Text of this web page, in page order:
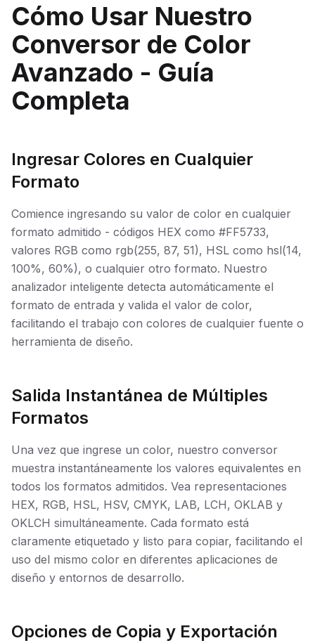
Cómo Usar Nuestro
Conversor de Color
Avanzado - Guía
Completa
Ingresar Colores en Cualquier
Formato
Comience ingresando su valor de color en cualquier
formato admitido - códigos HEX como #FF5733,
valores RGB como rgb(255, 87, 51), HSL como hsl(14,
100%, 60%), o cualquier otro formato. Nuestro
analizador inteligente detecta automáticamente el
formato de entrada y valida el valor de color,
facilitando el trabajo con colores de cualquier fuente o
herramienta de diseño.
Salida Instantánea de Múltiples
Formatos
Una vez que ingrese un color, nuestro conversor
muestra instantáneamente los valores equivalentes en
todos los formatos admitidos. Vea representaciones
HEX, RGB, HSL, HSV, CMYK, LAB, LCH, OKLAB y
OKLCH simultáneamente. Cada formato está
claramente etiquetado y listo para copiar, facilitando el
uso del mismo color en diferentes aplicaciones de
diseño y entornos de desarrollo.
Opciones de Copia y Exportación